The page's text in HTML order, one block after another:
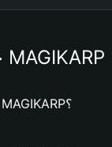
حول محفظة MAGIKARP
ما هي محفظة MAGIKARP؟